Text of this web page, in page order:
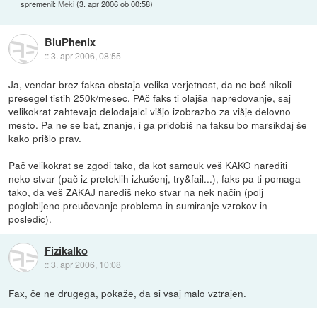
spremenil:Meki(3. apr 2006 ob 00:58)
BluPhenix
::3. apr 2006, 08:55
Ja, vendar brez faksa obstaja velika verjetnost, da ne boš nikoli
presegel tistih 250k/mesec. PAč faks ti olajša napredovanje, saj
velikokrat zahtevajo delodajalci višjo izobrazbo za višje delovno
mesto. Pa ne se bat, znanje, i ga pridobiš na faksu bo marsikdaj še
kako prišlo prav.
Pač velikokrat se zgodi tako, da kot samouk veš KAKO narediti
neko stvar (pač iz preteklih izkušenj, try&fail...), faks pa ti pomaga
tako, da veš ZAKAJ narediš neko stvar na nek način (polj
poglobljeno preučevanje problema in sumiranje vzrokov in
posledic).
Fizikalko
::3. apr 2006, 10:08
Fax, če ne drugega, pokaže, da si vsaj malo vztrajen.